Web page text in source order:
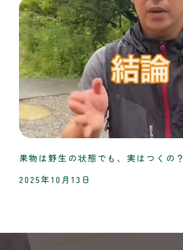
果物は野生の状態でも、実はつくの？
2025年10月13日